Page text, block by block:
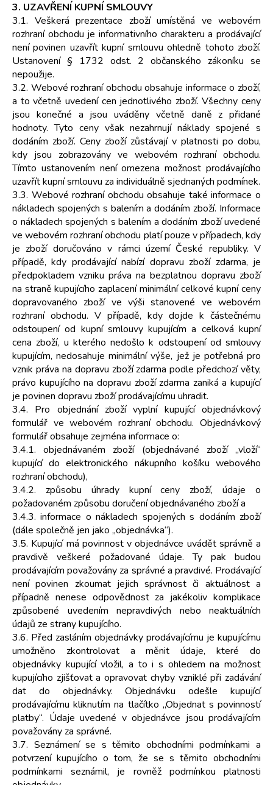
3. UZAVŘENÍ KUPNÍ SMLOUVY
3.1. Veškerá prezentace zboží umístěná ve webovém
rozhraní obchodu je informativního charakteru a prodávající
není povinen uzavřít kupní smlouvu ohledně tohoto zboží.
Ustanovení § 1732 odst. 2 občanského zákoníku se
nepoužije.
3.2. Webové rozhraní obchodu obsahuje informace o zboží,
a to včetně uvedení cen jednotlivého zboží. Všechny ceny
jsou konečné a jsou uváděny včetně daně z přidané
hodnoty. Tyto ceny však nezahrnují náklady spojené s
dodáním zboží. Ceny zboží zůstávají v platnosti po dobu,
kdy jsou zobrazovány ve webovém rozhraní obchodu.
Tímto ustanovením není omezena možnost prodávajícího
uzavřít kupní smlouvu za individuálně sjednaných podmínek.
3.3. Webové rozhraní obchodu obsahuje také informace o
nákladech spojených s balením a dodáním zboží. Informace
o nákladech spojených s balením a dodáním zboží uvedené
ve webovém rozhraní obchodu platí pouze v případech, kdy
je zboží doručováno v rámci území České republiky. V
případě, kdy prodávající nabízí dopravu zboží zdarma, je
předpokladem vzniku práva na bezplatnou dopravu zboží
na straně kupujícího zaplacení minimální celkové kupní ceny
dopravovaného zboží ve výši stanovené ve webovém
rozhraní obchodu. V případě, kdy dojde k částečnému
odstoupení od kupní smlouvy kupujícím a celková kupní
cena zboží, u kterého nedošlo k odstoupení od smlouvy
kupujícím, nedosahuje minimální výše, jež je potřebná pro
vznik práva na dopravu zboží zdarma podle předchozí věty,
právo kupujícího na dopravu zboží zdarma zaniká a kupující
je povinen dopravu zboží prodávajícímu uhradit.
3.4. Pro objednání zboží vyplní kupující objednávkový
formulář ve webovém rozhraní obchodu. Objednávkový
formulář obsahuje zejména informace o:
3.4.1. objednávaném zboží (objednávané zboží „vloží“
kupující do elektronického nákupního košíku webového
rozhraní obchodu),
3.4.2. způsobu úhrady kupní ceny zboží, údaje o
požadovaném způsobu doručení objednávaného zboží a
3.4.3. informace o nákladech spojených s dodáním zboží
(dále společně jen jako „objednávka“).
3.5. Kupující má povinnost v objednávce uvádět správně a
pravdivě veškeré požadované údaje. Ty pak budou
prodávajícím považovány za správné a pravdivé. Prodávající
není povinen zkoumat jejich správnost či aktuálnost a
případně nenese odpovědnost za jakékoliv komplikace
způsobené uvedením nepravdivých nebo neaktuálních
údajů ze strany kupujícího.
3.6. Před zasláním objednávky prodávajícímu je kupujícímu
umožněno zkontrolovat a měnit údaje, které do
objednávky kupující vložil, a to i s ohledem na možnost
kupujícího zjišťovat a opravovat chyby vzniklé při zadávání
dat do objednávky. Objednávku odešle kupující
prodávajícímu kliknutím na tlačítko „Objednat s povinností
platby“. Údaje uvedené v objednávce jsou prodávajícím
považovány za správné.
3.7. Seznámení se s těmito obchodními podmínkami a
potvrzení kupujícího o tom, že se s těmito obchodními
podmínkami seznámil, je rovněž podmínkou platnosti